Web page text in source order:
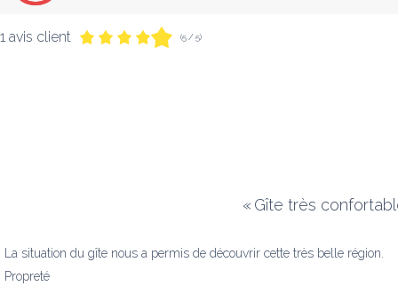
1 avis client (5 / 5)
« Gîte très
La situation du gîte nous a permis de découvrir cette très belle région.
Propreté